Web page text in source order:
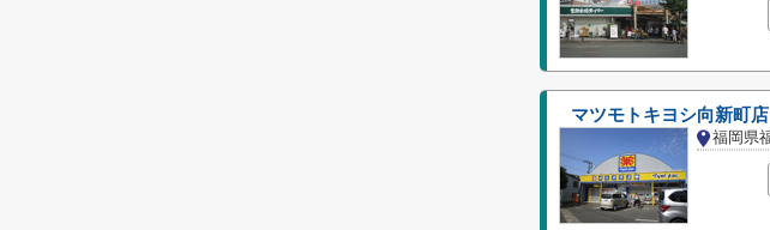
マツモトキヨシ向新町店
福岡県